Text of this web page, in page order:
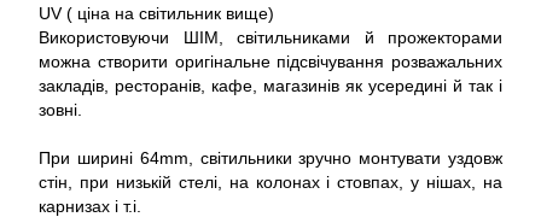
UV ( ціна на світильник вище)
Використовуючи ШІМ, світильниками й прожекторами
можна створити оригінальне підсвічування розважальних
закладів, ресторанів, кафе, магазинів як усередині й так і
зовні.
При ширині 64mm, світильники зручно монтувати уздовж
стін, при низькій стелі, на колонах і стовпах, у нішах, на
карнизах і т.і.